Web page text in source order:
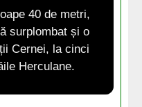
40 de metri,
surplombat și o
Cernei, la cinci
Herculane.